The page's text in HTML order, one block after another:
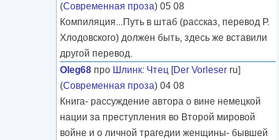
(Современная проза) 05 08
Компиляция...Путь в штаб (рассказ, перевод Р.
Хлодовского) должен быть, здесь же вставили
другой перевод.
Oleg68 про Шлинк: Чтец [Der Vorleser ru]
(Современная проза) 04 08
Книга- рассуждение автора о вине немецкой
нации за преступления во Второй мировой
войне и о личной трагедии женщины- бывшей